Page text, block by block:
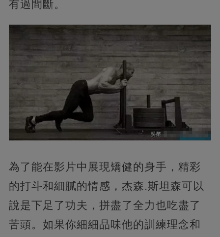
有過間斷。
為了能在影片中展現矯健的身手，精彩
的打斗和細膩的情感，杰森.斯坦森可以
說是下足了功夫，拼盡了全力也吃盡了
苦頭。如果你細細品味他的訓練理念和